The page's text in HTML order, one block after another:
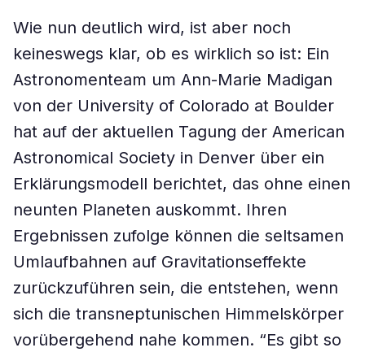
Wie nun deutlich wird, ist aber noch
keineswegs klar, ob es wirklich so ist: Ein
Astronomenteam um Ann-Marie Madigan
von der University of Colorado at Boulder
hat auf der aktuellen Tagung der American
Astronomical Society in Denver über ein
Erklärungsmodell berichtet, das ohne einen
neunten Planeten auskommt. Ihren
Ergebnissen zufolge können die seltsamen
Umlaufbahnen auf Gravitationseffekte
zurückzuführen sein, die entstehen, wenn
sich die transneptunischen Himmelskörper
vorübergehend nahe kommen. “Es gibt so